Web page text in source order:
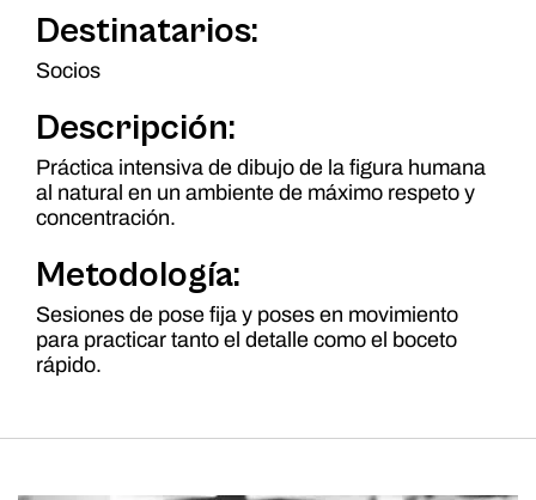
Destinatarios:
Socios
Descripción:
Práctica intensiva de dibujo de la figura humana
al natural en un ambiente de máximo respeto y
concentración.
Metodología:
Sesiones de pose fija y poses en movimiento
para practicar tanto el detalle como el boceto
rápido.